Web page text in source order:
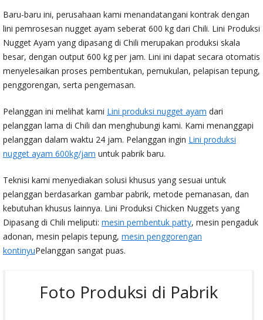
Baru-baru ini, perusahaan kami menandatangani kontrak dengan
lini pemrosesan nugget ayam seberat 600 kg dari Chili. Lini Produksi
Nugget Ayam yang dipasang di Chili merupakan produksi skala
besar, dengan output 600 kg per jam. Lini ini dapat secara otomatis
menyelesaikan proses pembentukan, pemukulan, pelapisan tepung,
penggorengan, serta pengemasan.
Pelanggan ini melihat kami Lini produksi nugget ayam dari
pelanggan lama di Chili dan menghubungi kami. Kami menanggapi
pelanggan dalam waktu 24 jam. Pelanggan ingin Lini produksi
nugget ayam 600kg/jam untuk pabrik baru.
Teknisi kami menyediakan solusi khusus yang sesuai untuk
pelanggan berdasarkan gambar pabrik, metode pemanasan, dan
kebutuhan khusus lainnya. Lini Produksi Chicken Nuggets yang
Dipasang di Chili meliputi: mesin pembentuk patty, mesin pengaduk
adonan, mesin pelapis tepung, mesin penggorengan
kontinyuPelanggan sangat puas.
Foto Produksi di Pabrik